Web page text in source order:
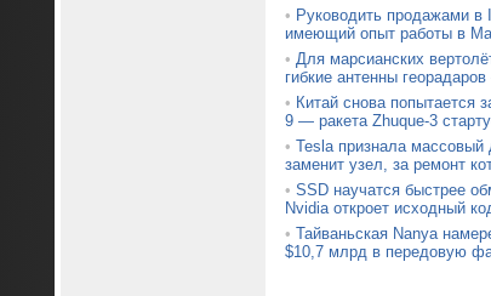
• Руководить продажами в
имеющий опыт работы в
• Для марсианских
гибкие антенны
• Китай снова попытается
9 — ракета Zhuque-3
• Tesla признала массовый
заменит узел, за ремонт
• SSD научатся быстрее
Nvidia откроет исходный
• Тайваньская Nanya
$10,7 млрд в передовую